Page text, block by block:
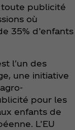
toute publicité
où
35% d’enfants
l'un des
une initiative
pour les
enfants de
L’EU